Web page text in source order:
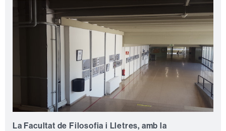
La Facultat de Filosofia i Lletres, amb la